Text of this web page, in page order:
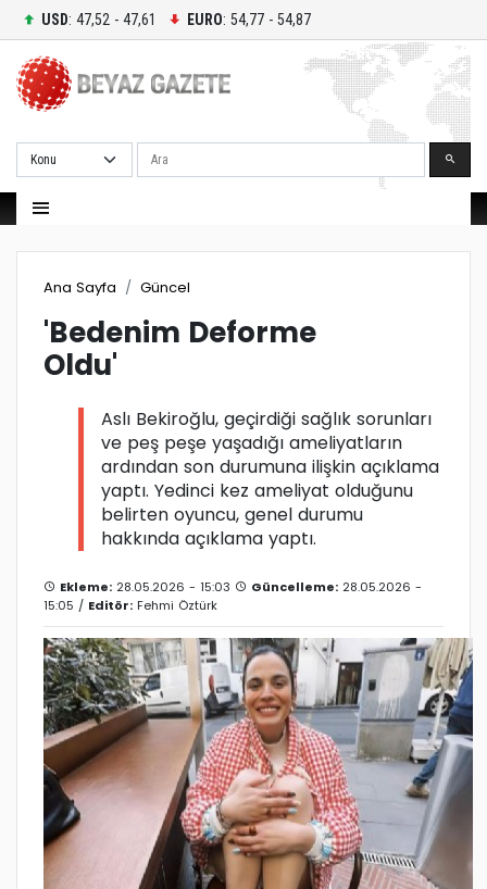
USD: 47,52 - 47,61 EURO: 54,77 - 54,87
Ara
Ana Sayfa Güncel
'Bedenim Deforme
Oldu'
Aslı Bekiroğlu, geçirdiği sağlık sorunları
ve peş peşe yaşadığı ameliyatların
ardından son durumuna ilişkin açıklama
yaptı. Yedinci kez ameliyat olduğunu
belirten oyuncu, genel durumu
hakkında açıklama yaptı.
Ekleme: 28.05.2026 - 15:03 Güncelleme: 28.05.2026 -
15:05 / Editör: Fehmi Öztürk